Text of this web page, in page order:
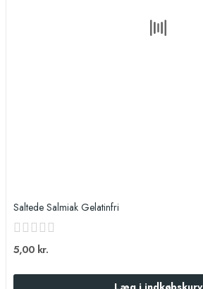
Saltede Salmiak Gelatinfri
5,00 kr.